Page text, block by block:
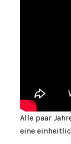
Alle paar
eine